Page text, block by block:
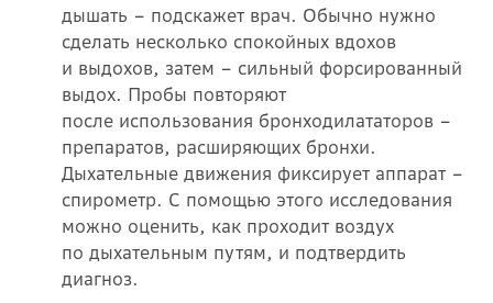
дышать – подскажет врач. Обычно нужно
сделать несколько спокойных вдохов
и выдохов, затем – сильный форсированный
выдох. Пробы повторяют
после использования бронходилататоров –
препаратов, расширяющих бронхи.
Дыхательные движения фиксирует аппарат –
спирометр. С помощью этого исследования
можно оценить, как проходит воздух
по дыхательным путям, и подтвердить
диагноз.